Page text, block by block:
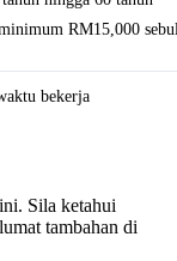
RM15,000
bekerja
Sila ketahui
tambahan di